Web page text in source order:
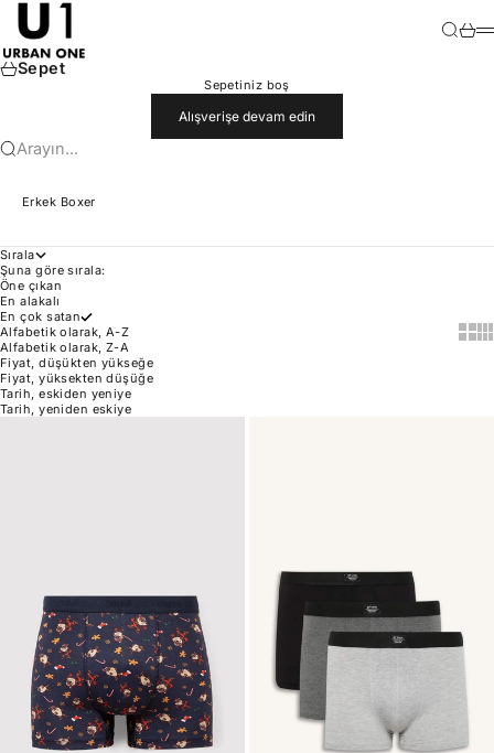
İçeriğe geç
AraSepet
Sepet
Sepetiniz boş
Alışverişe devam edin
Arayın...
Erkek Boxer
Sırala
Şuna göre sırala:
Öne çıkan
En alakalı
En çok satan
Alfabetik olarak, A-Z
Alfabetik olarak, Z-A
Fiyat, düşükten yükseğe
Fiyat, yüksekten düşüğe
Tarih, eskiden yeniye
Tarih, yeniden eskiye